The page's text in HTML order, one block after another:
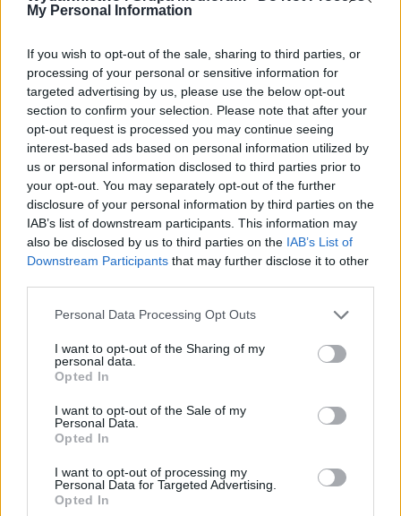
My Personal Information
If you wish to opt-out of the sale, sharing to third parties, or
processing of your personal or sensitive information for
targeted advertising by us, please use the below opt-out
section to confirm your selection. Please note that after your
opt-out request is processed you may continue seeing
interest-based ads based on personal information utilized by
us or personal information disclosed to third parties prior to
your opt-out. You may separately opt-out of the further
disclosure of your personal information by third parties on the
IAB’s list of downstream participants. This information may
also be disclosed by us to third parties on the IAB’s List of
Downstream Participants that may further disclose it to other
Personal Data Processing Opt Outs
I want to opt-out of the Sharing of my
personal data.
Opted In
I want to opt-out of the Sale of my
Personal Data.
Opted In
I want to opt-out of processing my
Personal Data for Targeted Advertising.
Opted In
Kodeks Etyczny jest zobowiązaniem do
przestrzegania założeń w nim zawartych.
Niedotrzymanie ich przez Pracownika może
doprowadzić do utraty zaufania Pracodawcy,
bądź innych reperkusji wynikających z
nadrzędnych aktów prawnych. Spółka
wdrożyła Kodeks, aby dostarczyć
szczegółowych informacji swoim
Kontrahentom o sposobie prowadzonych
działań.
uczciwym wykonywaniem swoich
obowiązków, dbając jednocześnie o
bezpieczeństwo własnych interesów i
poszanowanie dobrego imienia. Firma
ponadto informuje o normach w zakresie
społeczeństwem.